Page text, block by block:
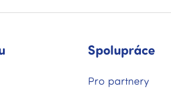
Spolupráce
Pro partnery